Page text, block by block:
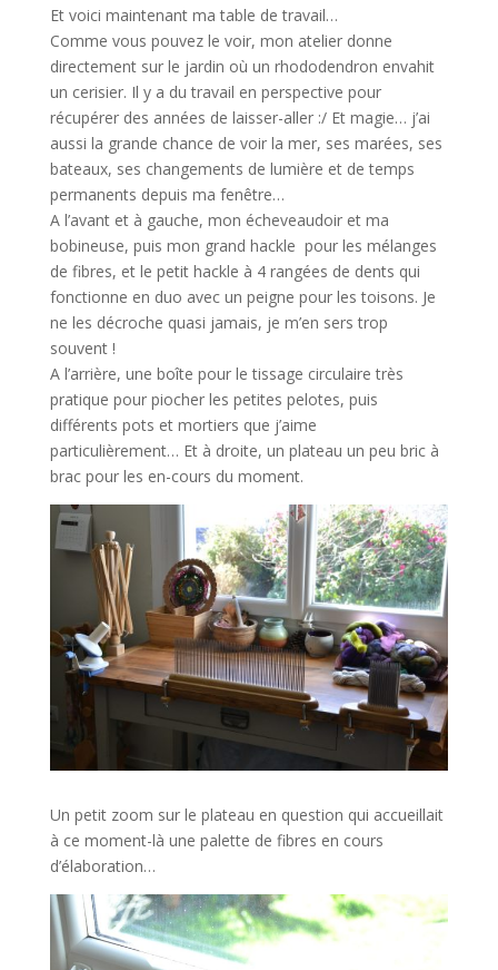
Et voici maintenant ma table de travail…
Comme vous pouvez le voir, mon atelier donne
directement sur le jardin où un rhododendron envahit
un cerisier. Il y a du travail en perspective pour
récupérer des années de laisser-aller :/ Et magie… j’ai
aussi la grande chance de voir la mer, ses marées, ses
bateaux, ses changements de lumière et de temps
permanents depuis ma fenêtre…
A l’avant et à gauche, mon écheveaudoir et ma
bobineuse, puis mon grand hackle pour les mélanges
de fibres, et le petit hackle à 4 rangées de dents qui
fonctionne en duo avec un peigne pour les toisons. Je
ne les décroche quasi jamais, je m’en sers trop
souvent !
A l’arrière, une boîte pour le tissage circulaire très
pratique pour piocher les petites pelotes, puis
différents pots et mortiers que j’aime
particulièrement… Et à droite, un plateau un peu bric à
brac pour les en-cours du moment.
Un petit zoom sur le plateau en question qui accueillait
à ce moment-là une palette de fibres en cours
d’élaboration…